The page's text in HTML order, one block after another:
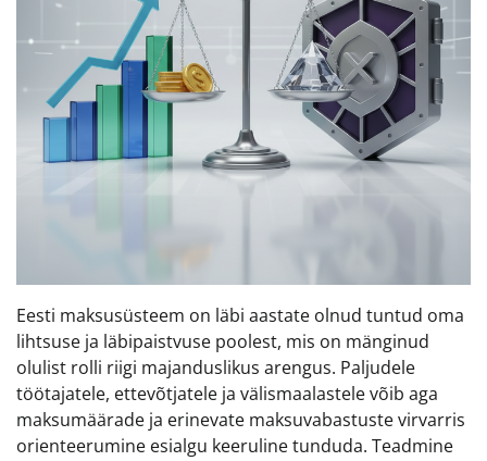
Eesti maksusüsteem on läbi aastate olnud tuntud oma
lihtsuse ja läbipaistvuse poolest, mis on mänginud
olulist rolli riigi majanduslikus arengus. Paljudele
töötajatele, ettevõtjatele ja välismaalastele võib aga
maksumäärade ja erinevate maksuvabastuste virvarris
orienteerumine esialgu keeruline tunduda. Teadmine